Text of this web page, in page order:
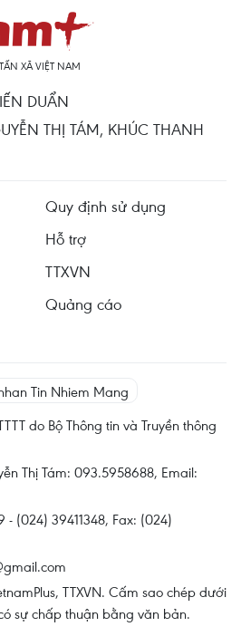
XÃ VIỆT NAM
DUẨN
THỊ TÁM, KHÚC THANH
Quy định sử dụng
Hỗ trợ
TTXVN
Quảng cáo
do Bộ Thông tin và Truyền thông
Thị Tám: 093.5958688, Email:
- (024) 39411348, Fax: (024)
TTXVN. Cấm sao chép dưới
sự chấp thuận bằng văn bản.